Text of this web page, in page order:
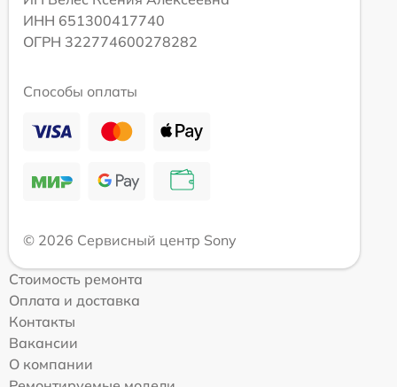
ИНН 651300417740
ОГРН 322774600278282
Способы оплаты
© 2026 Сервисный центр Sony
Стоимость ремонта
Оплата и доставка
Контакты
Вакансии
О компании